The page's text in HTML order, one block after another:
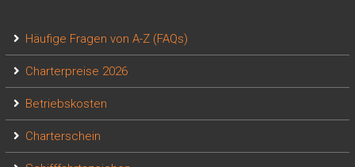
Häufige Fragen von A-Z (FAQs)
Charterpreise 2026
Betriebskosten
Charterschein